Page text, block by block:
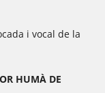
i vocal de la
HUMÀ DE